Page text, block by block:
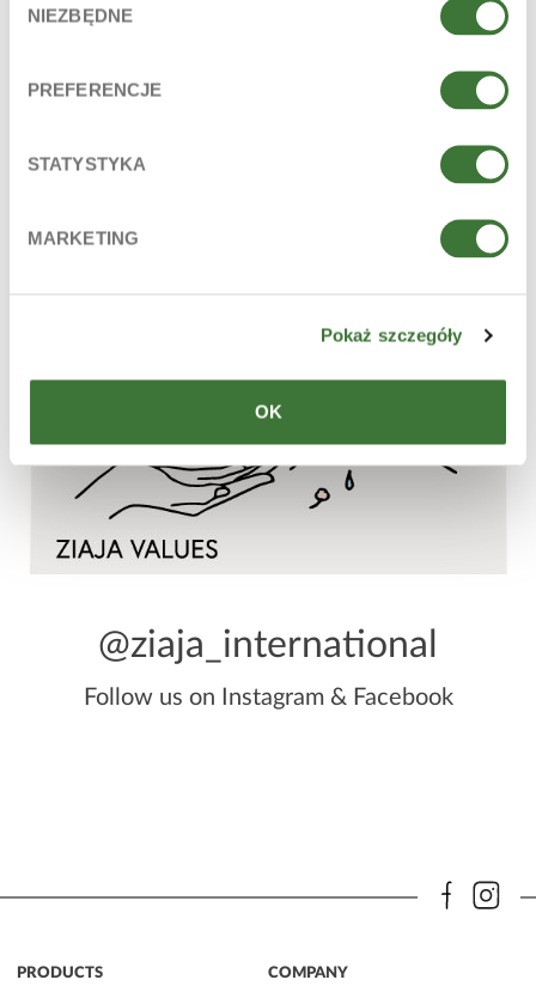
zgody
NIEZBĘDNE
PREFERENCJE
STATYSTYKA
MARKETING
Pokaż szczegóły
OK
@ziaja_international
Follow us on Instagram& Facebook
PRODUCTS COMPANY